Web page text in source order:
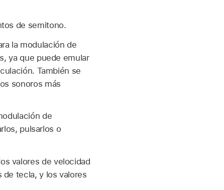
de semitono.
la modulación de
ya que puede emular
También se
sonoros más
de
pulsarlos o
valores de velocidad
de tecla, y los valores